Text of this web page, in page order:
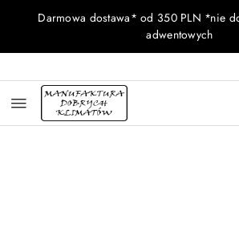
Przejdź do treści głównej
Przejdź do wyszukiwarki
Przejdź do moje konto
Przejdź do menu głównego
Przejdź do opisu produktu
Przejdź do stopki
Darmowa dostawa* od 350 PLN *nie
adwentowych